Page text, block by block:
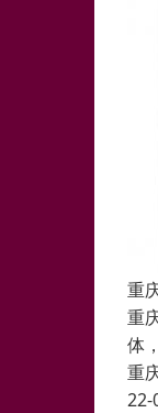
重
重
体
重
22-